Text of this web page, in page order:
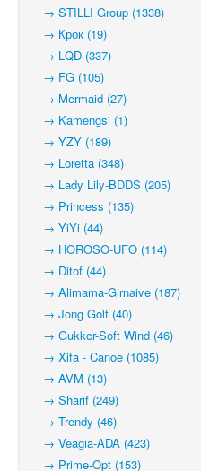
→ STILLI Group (1338)
→ Крок (19)
→ LQD (337)
→ FG (105)
→ Mermaid (27)
→ Kamengsi (1)
→ YZY (189)
→ Loretta (348)
→ Lady Lily-BDDS (205)
→ Princess (135)
→ YiYi (44)
→ HOROSO-UFO (114)
→ Ditof (44)
→ Alimama-Girnaive (187)
→ Jong Golf (40)
→ Gukkcr-Soft Wind (46)
→ Xifa - Canoe (1085)
→ AVM (13)
→ Sharif (249)
→ Trendy (46)
→ Veagia-ADA (423)
→ Prime-Opt (153)